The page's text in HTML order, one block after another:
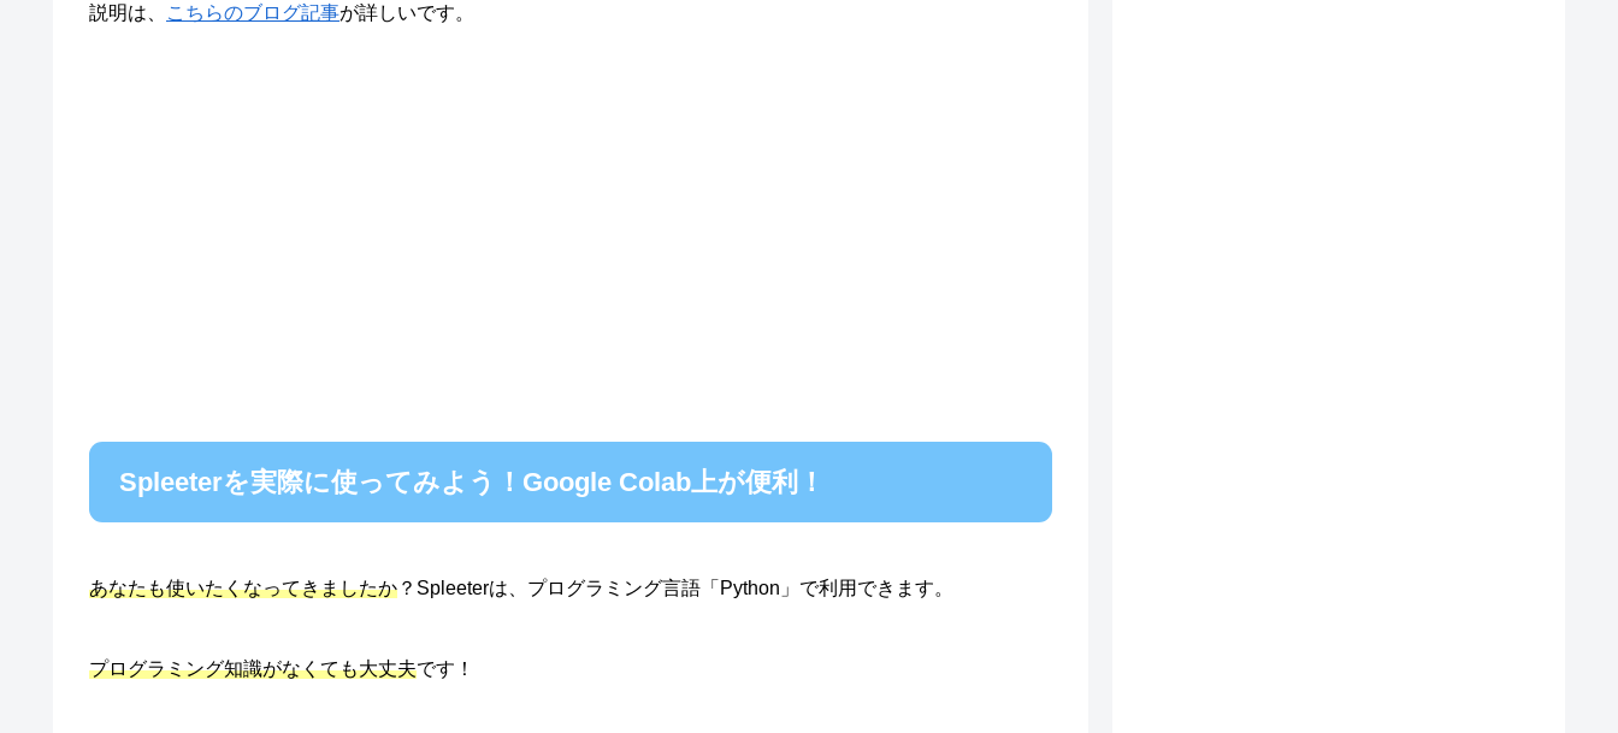
説明は、 こちらのブログ記事が詳しいです。
Spleeterを実際に使ってみよう！Google Colab上が便利！
あなたも使いたくなってきましたか ？Spleeterは、プログラミング言語「Python」で利用できます。
プログラミング知識がなくても大丈夫です！